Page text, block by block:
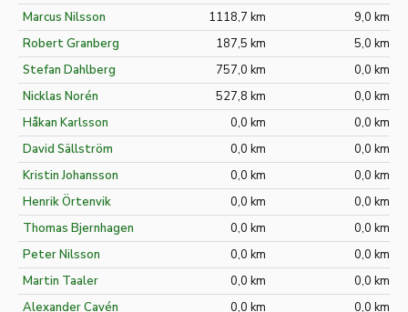
Marcus Nilsson
1118,7 km
9,0 km
Robert Granberg
187,5 km
5,0 km
Stefan Dahlberg
757,0 km
0,0 km
Nicklas Norén
527,8 km
0,0 km
Håkan Karlsson
0,0 km
0,0 km
David Sällström
0,0 km
0,0 km
Kristin Johansson
0,0 km
0,0 km
Henrik Örtenvik
0,0 km
0,0 km
Thomas Bjernhagen
0,0 km
0,0 km
Peter Nilsson
0,0 km
0,0 km
Martin Taaler
0,0 km
0,0 km
Alexander Cavén
0,0 km
0,0 km